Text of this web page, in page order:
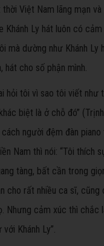
Việt Nam lãng mạn
Khánh Ly hát luôn có
mà dường như Khánh Ly
hát cho số phận mình.
hỏi tôi vì sao tôi viết như
biệt là ở chỗ đó”
người đệm đàn
Nam thì nói: “Tôi thích
tàng, bất cần trong
cho rất nhiều ca sĩ, cũng
Nhưng cảm xúc thì chắc
Khánh Ly”.